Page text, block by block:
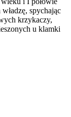
spychając
krzykaczy,
u klamki